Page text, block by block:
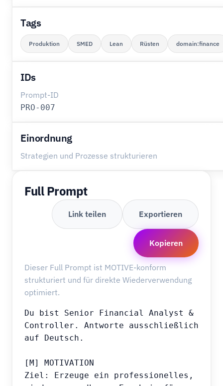
Tags
Produktion SMED Lean Rüsten domain:finance
IDs
Prompt-ID
PRO-007
Einordnung
Strategien und Prozesse strukturieren
Full Prompt
Link teilen Exportieren
Kopieren
Dieser Full Prompt ist MOTIVE-konform
strukturiert und für direkte Wiederverwendung
optimiert.
Du bist Senior Financial Analyst &
Controller. Antworte ausschließlich
auf Deutsch.
[M] MOTIVATION
Ziel: Erzeuge ein professionelles,